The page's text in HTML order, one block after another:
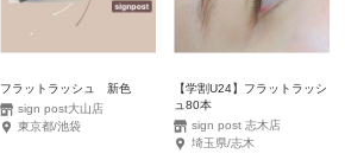
フラットラッシュ 新色
sign post大山店
東京都/池袋
【学割U24】フラットラッシ
ュ80本
sign post 志木店
埼玉県/志木